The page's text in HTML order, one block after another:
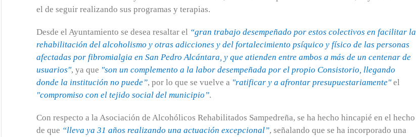
el de seguir realizando sus programas y terapias.
Desde el Ayuntamiento se desea resaltar el “gran trabajo desempeñado por estos colectivos en facilitar la
rehabilitación del alcoholismo y otras adicciones y del fortalecimiento psíquico y físico de las personas
afectadas por fibromialgia en San Pedro Alcántara, y que atienden entre ambos a más de un centenar de
usuarios", ya que "son un complemento a la labor desempeñada por el propio Consistorio, llegando
donde la institución no puede”, por lo que se vuelve a "ratificar y a afrontar presupuestariamente" el
"compromiso con el tejido social del municipio”.
Con respecto a la Asociación de Alcohólicos Rehabilitados Sampedreña, se ha hecho hincapié en el hecho
de que “lleva ya 31 años realizando una actuación excepcional”, señalando que se ha incorporado una